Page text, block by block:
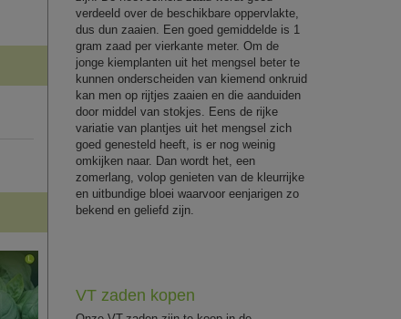
verdeeld over de beschikbare oppervlakte,
dus dun zaaien. Een goed gemiddelde is 1
gram zaad per vierkante meter. Om de
jonge kiemplanten uit het mengsel beter te
kunnen onderscheiden van kiemend onkruid
kan men op rijtjes zaaien en die aanduiden
door middel van stokjes. Eens de rijke
variatie van plantjes uit het mengsel zich
goed genesteld heeft, is er nog weinig
omkijken naar. Dan wordt het, een
zomerlang, volop genieten van de kleurrijke
en uitbundige bloei waarvoor eenjarigen zo
bekend en geliefd zijn.
VT zaden kopen